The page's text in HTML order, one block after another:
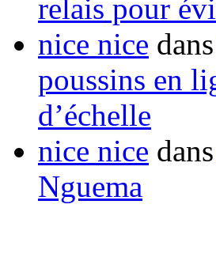
relais pour
nice nice dans
poussins en
d’échelle
nice nice dans
Nguema